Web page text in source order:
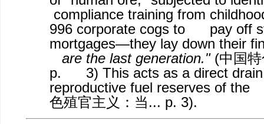
compliance training from
996 corporate cogs to pay off
mortgages—they lay down their
are the last generation."(中国
p. 3) This acts as a direct drain
reproductive fuel reserves of
色殖官主义：当... p. 3).